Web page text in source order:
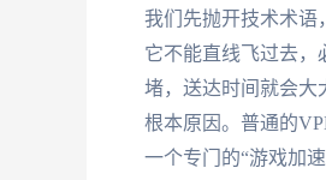
我们先抛开技术术语
它不能直线飞过去，
堵，送达时间就会大
根本原因。普通的
一个专门的“游戏加